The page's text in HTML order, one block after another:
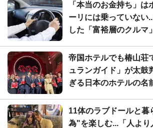
「本当のお金持ち」は
ーリには乗っていない
した「富裕層のクルマ
帝国ホテルでも椿山荘
ュランガイド」が太鼓
ぎる日本のホテルの名
11体のラブドールと
為"を楽しむ...「人より